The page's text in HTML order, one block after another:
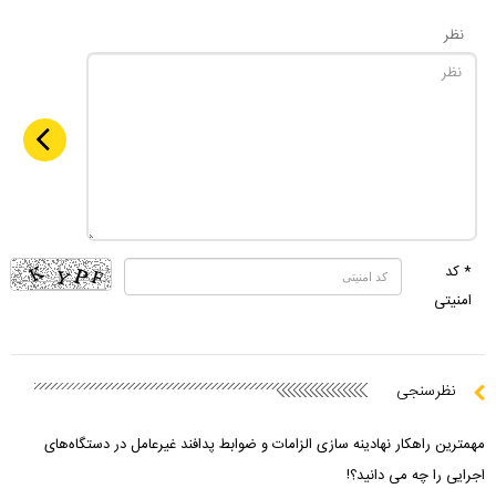
نظر
* کد
امنیتی
نظرسنجی
مهمترین راهکار نهادینه سازی الزامات و ضوابط پدافند غیرعامل در دستگاه‌های
اجرایی را چه می دانید؟!